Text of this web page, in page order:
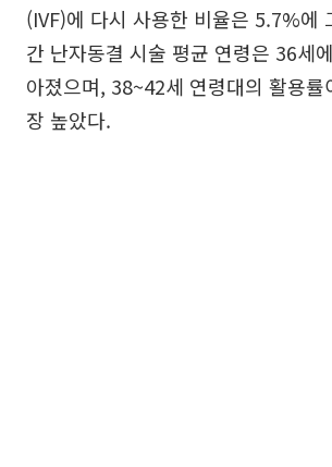
(IVF)에 다시 사용한 비율은 5.7%에
간 난자동결 시술 평균 연령은 36세
아졌으며, 38~42세 연령대의 활용
장 높았다.